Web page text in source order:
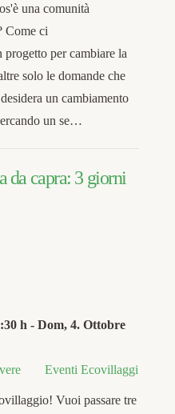
una comunità
Come ci
progetto per cambiare la
solo le domande che
un cambiamento
un se…
da capra: 3 giorni
h - Dom, 4. Ottobre
Eventi Ecovillaggi
Vuoi passare tre